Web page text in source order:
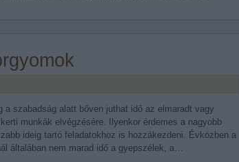
a szabadság alatt bőven juthat idő az elmaradt vagy
munkák elvégzésére. Ilyenkor érdemes a nagyobb
ideig tartó feladatokhoz is hozzákezdeni. Évközben a
általában nem marad idő a gyepszélek, a…